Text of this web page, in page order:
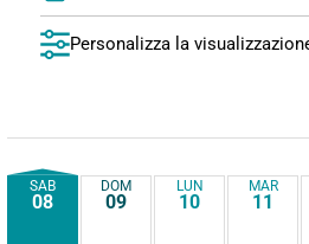
Personalizza la
SAB
08
DOM
09
LUN
10
MAR
11